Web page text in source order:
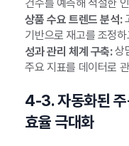
건수를 예측해 적절한
상품 수요 트렌드 분석:
기반으로 재고를 조정
성과 관리 체계 구축:상
주요 지표를 데이터로
4-3. 자동화된 주
효율 극대화